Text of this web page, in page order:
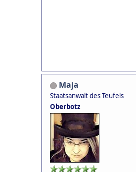
Maja
Staatsanwalt des Teufels
Oberbotz